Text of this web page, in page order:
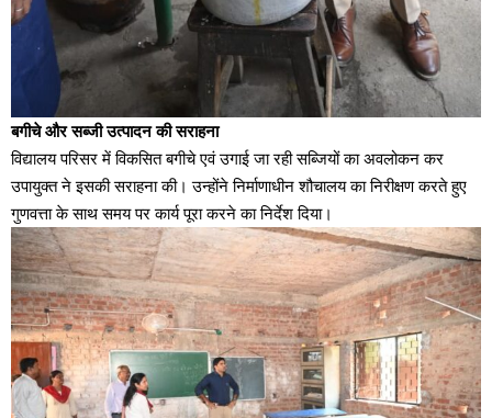
बगीचे और सब्जी उत्पादन की सराहना
विद्यालय परिसर में विकसित बगीचे एवं उगाई जा रही सब्जियों का अवलोकन कर
उपायुक्त ने इसकी सराहना की। उन्होंने निर्माणाधीन शौचालय का निरीक्षण करते हुए
गुणवत्ता के साथ समय पर कार्य पूरा करने का निर्देश दिया।